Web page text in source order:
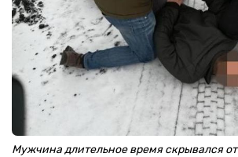
Мужчина длительное время скрывался от